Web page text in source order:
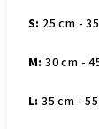
S: 25 cm -
M: 30 cm -
L: 35 cm -